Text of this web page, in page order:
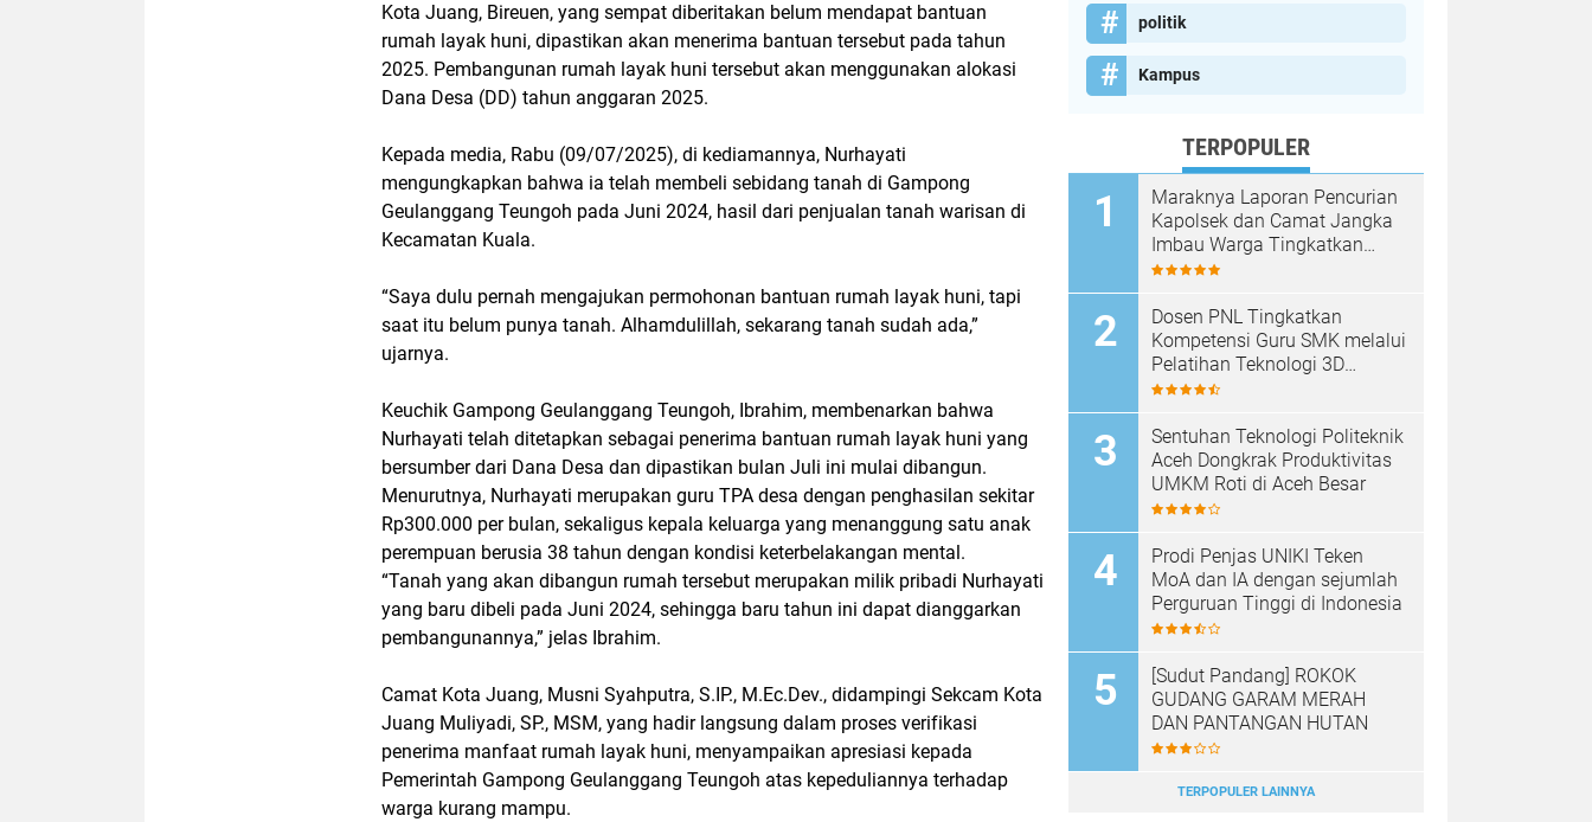
Kota Juang, Bireuen, yang sempat diberitakan belum mendapat bantuan
rumah layak huni, dipastikan akan menerima bantuan tersebut pada tahun
2025. Pembangunan rumah layak huni tersebut akan menggunakan alokasi
Dana Desa (DD) tahun anggaran 2025.
Kepada media, Rabu (09/07/2025), di kediamannya, Nurhayati
mengungkapkan bahwa ia telah membeli sebidang tanah di Gampong
Geulanggang Teungoh pada Juni 2024, hasil dari penjualan tanah warisan di
Kecamatan Kuala.
“Saya dulu pernah mengajukan permohonan bantuan rumah layak huni, tapi
saat itu belum punya tanah. Alhamdulillah, sekarang tanah sudah ada,”
ujarnya.
Keuchik Gampong Geulanggang Teungoh, Ibrahim, membenarkan bahwa
Nurhayati telah ditetapkan sebagai penerima bantuan rumah layak huni yang
bersumber dari Dana Desa dan dipastikan bulan Juli ini mulai dibangun.
Menurutnya, Nurhayati merupakan guru TPA desa dengan penghasilan sekitar
Rp300.000 per bulan, sekaligus kepala keluarga yang menanggung satu anak
perempuan berusia 38 tahun dengan kondisi keterbelakangan mental.
“Tanah yang akan dibangun rumah tersebut merupakan milik pribadi Nurhayati
yang baru dibeli pada Juni 2024, sehingga baru tahun ini dapat dianggarkan
pembangunannya,” jelas Ibrahim.
Camat Kota Juang, Musni Syahputra, S.IP., M.Ec.Dev., didampingi Sekcam Kota
Juang Muliyadi, SP., MSM, yang hadir langsung dalam proses verifikasi
penerima manfaat rumah layak huni, menyampaikan apresiasi kepada
Pemerintah Gampong Geulanggang Teungoh atas kepeduliannya terhadap
warga kurang mampu.
politik
Kampus
TERPOPULER
Maraknya Laporan Pencurian
Kapolsek dan Camat Jangka
Imbau Warga Tingkatkan
Kewaspadaan
Dosen PNL Tingkatkan
Kompetensi Guru SMK melalui
Pelatihan Teknologi 3D
Printing
Sentuhan Teknologi Politeknik
Aceh Dongkrak Produktivitas
UMKM Roti di Aceh Besar
Prodi Penjas UNIKI Teken
MoA dan IA dengan sejumlah
Perguruan Tinggi di Indonesia
[Sudut Pandang] ROKOK
GUDANG GARAM MERAH
DAN PANTANGAN HUTAN
TERPOPULER LAINNYA